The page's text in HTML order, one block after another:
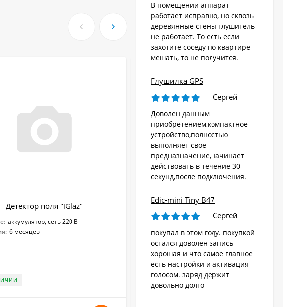
Детектор поля "iGlaz"
аккумулятор, сеть 220 В
6 месяцев
Сверхмощный мультичастотный
подавитель «Терминатор 200-8х42»
Пульт ДУ: Нет
Питание: сеть 220 В
В помещении аппарат
работает исправно, но сквозь
деревянные стены глушитель
не работает. То есть если
захотите соседу по квартире
мешать, то не получится.
Глушилка GPS
Сергей
Доволен данным
приобретением,компактное
устройство,полностью
выполняет своё
предназначение,начинает
действовать в течение 30
секунд,после подключения.
Edic-mini Tiny B47
Сергей
покупал в этом году. покупкой
остался доволен запись
хорошая и что самое главное
есть настройки и активация
голосом. заряд держит
довольно долго